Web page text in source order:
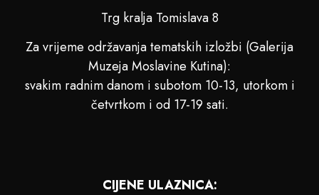
Trg kralja Tomislava 8
Za vrijeme održavanja tematskih izložbi (Galerija
Muzeja Moslavine Kutina):
svakim radnim danom i subotom 10-13, utorkom i
četvrtkom i od 17-19 sati.
CIJENE ULAZNICA: